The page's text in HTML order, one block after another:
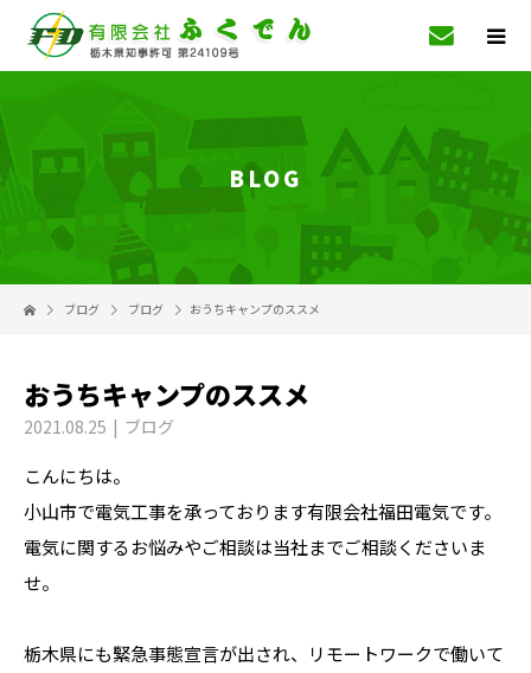
BLOG
ブログ ブログ おうちキャンプのススメ
おうちキャンプのススメ
2021.08.25 ブログ
こんにちは。
小山市で電気工事を承っております有限会社福田電気です。
電気に関するお悩みやご相談は当社までご相談くださいま
せ。
栃木県にも緊急事態宣言が出され、リモートワークで働いて